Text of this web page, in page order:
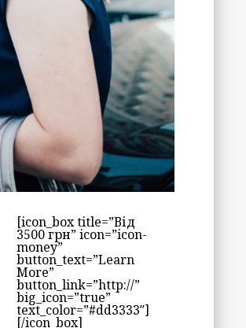
[icon_box title=”Від
3500 грн” icon=”icon-
money”
button_text=”Learn
More”
button_link=”http://”
big_icon=”true”
text_color=”#dd3333″]
[/icon_box]